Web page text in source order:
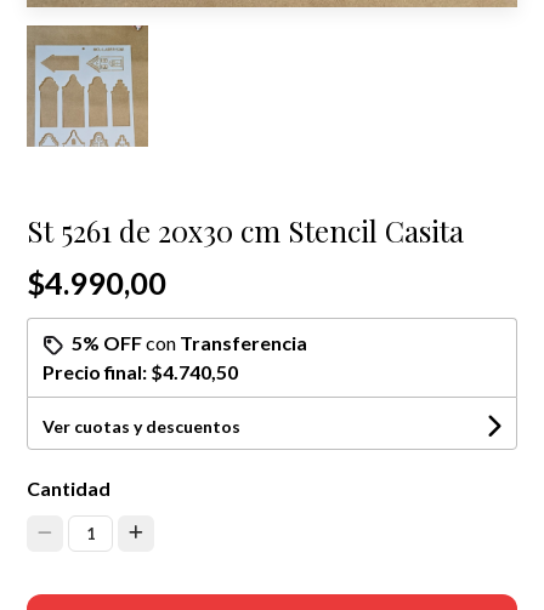
St 5261 de 20x30 cm Stencil Casita
$4.990,00
5% OFFcon Transferencia
Precio final: $4.740,50
Ver cuotas y descuentos
Cantidad
1